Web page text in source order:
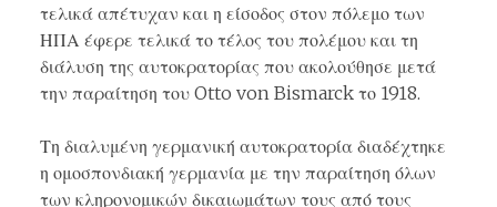
τελικά απέτυχαν και η είσοδος στον πόλεμο των
ΗΠΑ έφερε τελικά το τέλος του πολέμου και τη
διάλυση της αυτοκρατορίας που ακολούθησε μετά
την παραίτηση του Otto von Bismarck το 1918.
Τη διαλυμένη γερμανική αυτοκρατορία διαδέχτηκε
η ομοσπονδιακή γερμανία με την παραίτηση όλων
των κληρονομικών δικαιωμάτων τους από τους